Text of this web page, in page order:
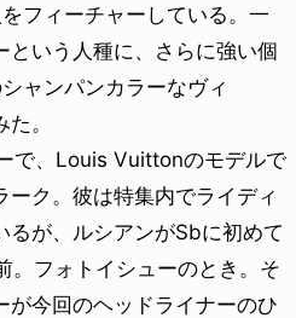
フィーチャーしている。一
という人種に、さらに強い個
ャンパンカラーなヴィ
。
で、Louis Vuittonのモデルで
ーク。彼は特集内でライディ
るが、ルシアンがSbに初めて
。フォトイシューのとき。そ
が今回のヘッドライナーのひ